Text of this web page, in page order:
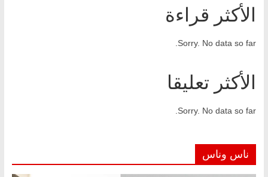
الأكثر قراءة
Sorry. No data so far.
الأكثر تعليقا
Sorry. No data so far.
ناس وناس